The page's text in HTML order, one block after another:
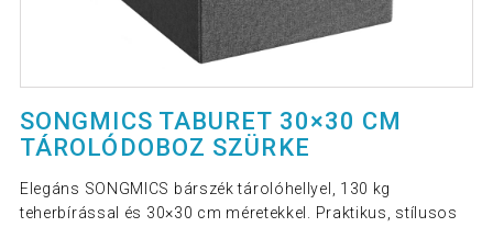
SONGMICS TABURET 30×30 CM
TÁROLÓDOBOZ SZÜRKE
Elegáns SONGMICS bárszék tárolóhellyel, 130 kg
teherbírással és 30×30 cm méretekkel. Praktikus, stílusos